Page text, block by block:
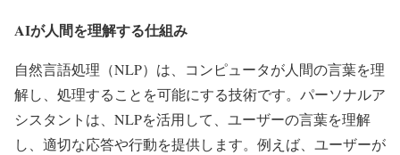
AIが人間を理解する仕組み
自然言語処理（NLP）は、コンピュータが人間の言葉を理
解し、処理することを可能にする技術です。パーソナルア
シスタントは、NLPを活用して、ユーザーの言葉を理解
し、適切な応答や行動を提供します。例えば、ユーザーが